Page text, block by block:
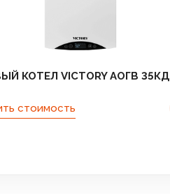
КОТЕЛ VICTORY АОГВ 35КД
стоимость